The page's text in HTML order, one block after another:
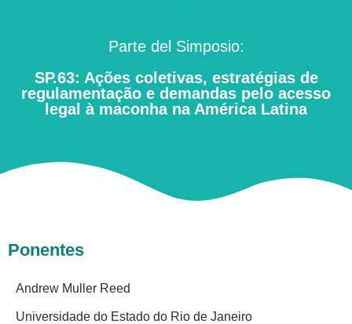
Parte del Simposio:
SP.63: Ações coletivas, estratégias de
regulamentação e demandas pelo acesso
legal à maconha na América Latina
Ponentes
Andrew Muller Reed
Universidade do Estado do Rio de Janeiro